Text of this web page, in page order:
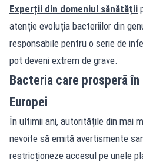
Experții din domeniul sănătății
atenție evoluția bacteriilor din
responsabile pentru o serie de
pot deveni extrem de grave.
Bacteria care prosperă
Europei
În ultimii ani, autoritățile din mai
nevoite să emită avertismente
restricționeze accesul pe unele